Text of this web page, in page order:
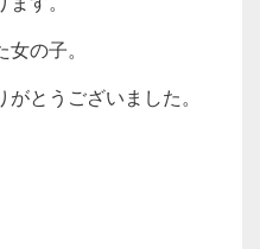
の子。
とうございました。